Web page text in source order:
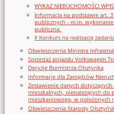
WYKAZ NIERUCHOMOŚCI
Informacja na podstawie art.
publicznych - m.in.
publiczna.
II Konkurs na realizację
Obwieszczenia Ministra
Sprzedaż pojazdu Volkswagen
Decyzje Burmistrza Olsztynka
Informacje dla Zarządców
Zestawienie danych
mieszkalnych, nienależących do
mieszkaniowego, w położonych
Obwieszczenia Starosty